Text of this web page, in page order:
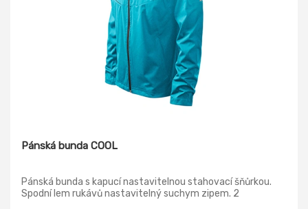
Pánská bunda COOL
Pánská bunda s kapucí nastavitelnou stahovací šňůrkou.
Spodní lem rukávů nastavitelný suchym zipem. 2